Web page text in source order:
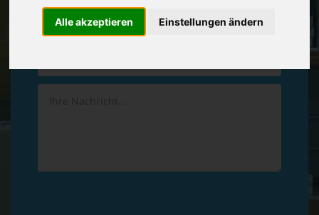
Alle akzeptieren Einstellungen ändern